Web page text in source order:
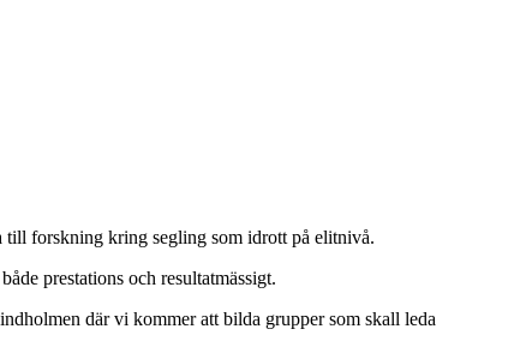
till forskning kring segling som idrott på elitnivå.
prestations och resultatmässigt.
där vi kommer att bilda grupper som skall leda